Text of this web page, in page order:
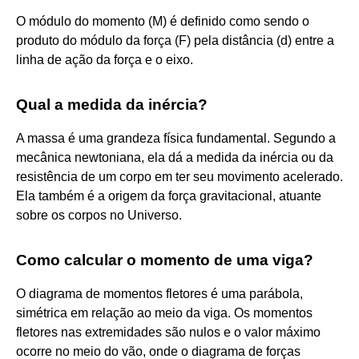
O módulo do momento (M) é definido como sendo o
produto do módulo da força (F) pela distância (d) entre a
linha de ação da força e o eixo.
Qual a medida da inércia?
A massa é uma grandeza física fundamental. Segundo a
mecânica newtoniana, ela dá a medida da inércia ou da
resistência de um corpo em ter seu movimento acelerado.
Ela também é a origem da força gravitacional, atuante
sobre os corpos no Universo.
Como calcular o momento de uma viga?
O diagrama de momentos fletores é uma parábola,
simétrica em relação ao meio da viga. Os momentos
fletores nas extremidades são nulos e o valor máximo
ocorre no meio do vão, onde o diagrama de forças